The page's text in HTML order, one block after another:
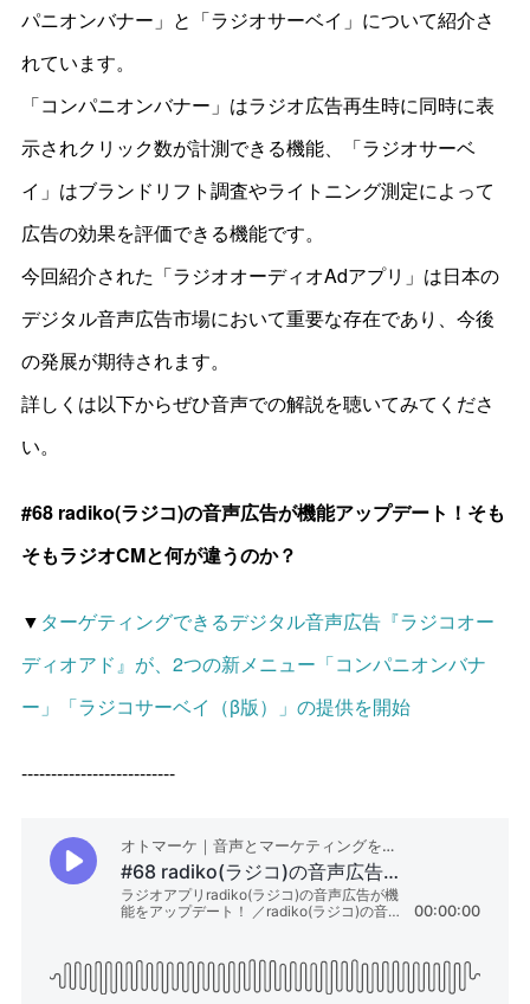
パニオンバナー」と「ラジオサーベイ」について紹介さ
れています。
「コンパニオンバナー」はラジオ広告再生時に同時に表
示されクリック数が計測できる機能、「ラジオサーベ
イ」はブランドリフト調査やライトニング測定によって
広告の効果を評価できる機能です。
今回紹介された「ラジオオーディオAdアプリ」は日本の
デジタル音声広告市場において重要な存在であり、今後
の発展が期待されます。
詳しくは以下からぜひ音声での解説を聴いてみてくださ
い。
#68 radiko(ラジコ)の音声広告が機能アップデート！そも
そもラジオCMと何が違うのか？
▼ ターゲティングできるデジタル音声広告『ラジコオー
ディオアド』が、2つの新メニュー「コンパニオンバナ
ー」「ラジコサーベイ（β版）」の提供を開始
--------------------------